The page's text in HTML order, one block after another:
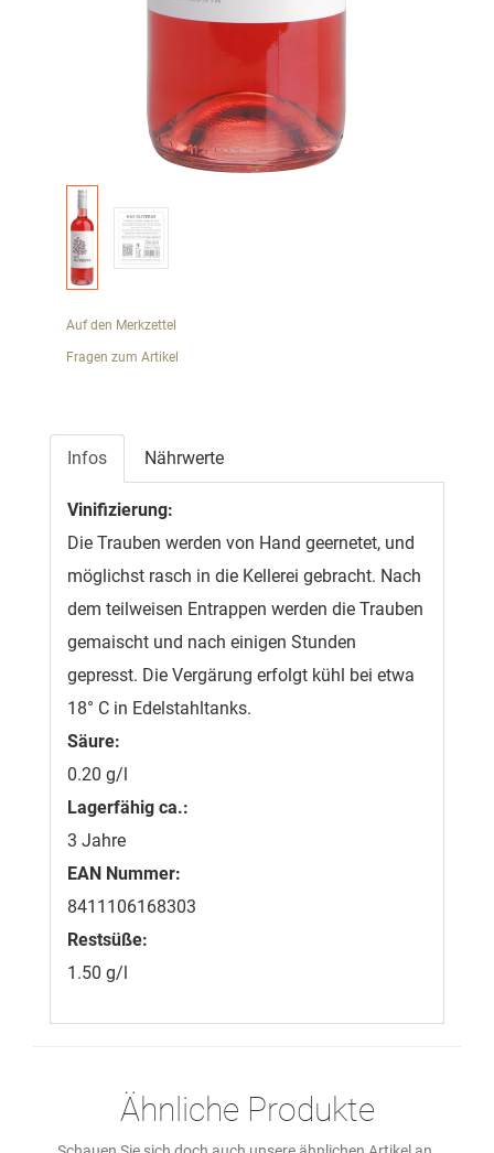
Auf den Merkzettel
Fragen zum Artikel
Infos Nährwerte
Vinifizierung:
Die Trauben werden von Hand geernetet, und
möglichst rasch in die Kellerei gebracht. Nach
dem teilweisen Entrappen werden die Trauben
gemaischt und nach einigen Stunden
gepresst. Die Vergärung erfolgt kühl bei etwa
18° C in Edelstahltanks.
Säure:
0.20 g/l
Lagerfähig ca.:
3 Jahre
EAN Nummer:
8411106168303
Restsüße:
1.50 g/l
Ähnliche Produkte